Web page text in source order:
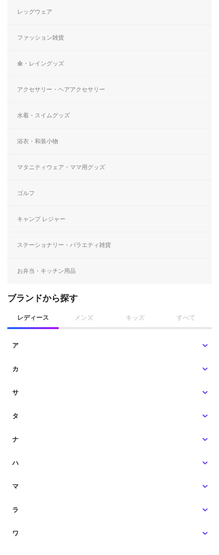
レッグウェア
ファッション雑貨
傘・レイングッズ
アクセサリー・ヘアアクセサリー
水着・スイムグッズ
浴衣・和装小物
マタニティウェア・ママ用グッズ
ゴルフ
キャンプ レジャー
ステーショナリー・バラエティ雑貨
お弁当・キッチン用品
ブランドから探す
レディース メンズ キッズ すべて
ア
カ
サ
タ
ナ
ハ
マ
ラ
ワ